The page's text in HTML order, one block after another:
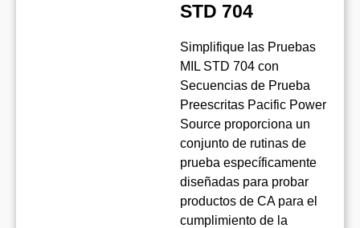
STD 704
Simplifique las Pruebas
MIL STD 704 con
Secuencias de Prueba
Preescritas Pacific Power
Source proporciona un
conjunto de rutinas de
prueba específicamente
diseñadas para probar
productos de CA para el
cumplimiento de la